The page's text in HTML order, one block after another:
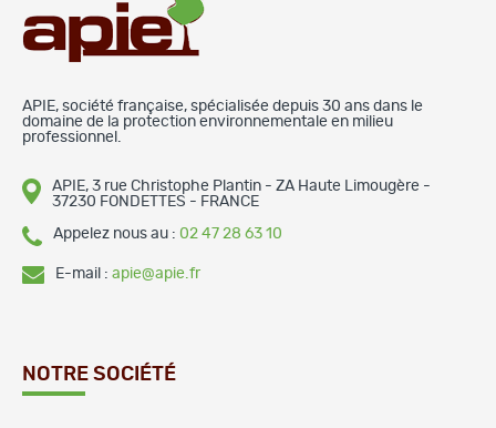
APIE, société française, spécialisée depuis 30 ans dans le
domaine de la protection environnementale en milieu
professionnel.
APIE, 3 rue Christophe Plantin - ZA Haute Limougère -
37230 FONDETTES - FRANCE
Appelez nous au : 02 47 28 63 10
E-mail : apie@apie.fr
NOTRE SOCIÉTÉ